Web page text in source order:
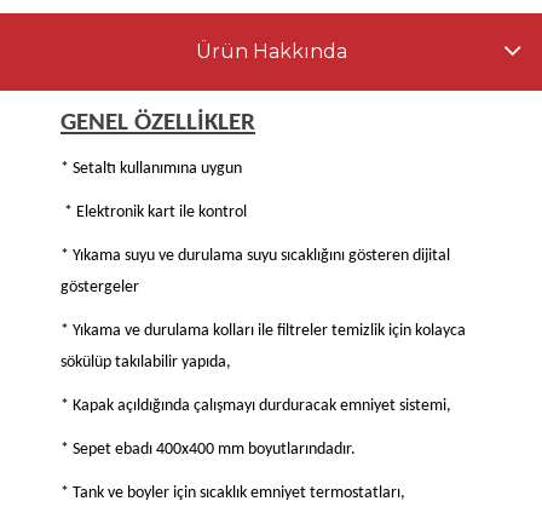
Ürün Hakkında
GENEL ÖZELLİKLER
* Setaltı kullanımına uygun
* Elektronik kart ile kontrol
* Yıkama suyu ve durulama suyu sıcaklığını gösteren dijital
göstergeler
* Yıkama ve durulama kolları ile filtreler temizlik için kolayca
sökülüp takılabilir yapıda,
* Kapak açıldığında çalışmayı durduracak emniyet sistemi,
* Sepet ebadı 400x400 mm boyutlarındadır.
* Tank ve boyler için sıcaklık emniyet termostatları,